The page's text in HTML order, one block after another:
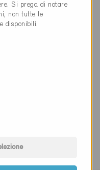
Si prega di notare
non tutte le
disponibili.